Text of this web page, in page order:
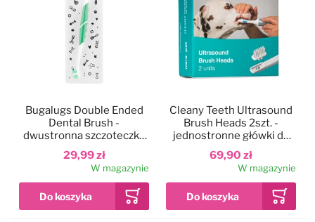
29,99 zł
Bugalugs Double Ended
Dental Brush -
dwustronna szczoteczka
do zębów psa i kota
W magazynie
69,90 zł
Cleany Teeth Ultrasound
Brush Heads 2szt. -
jednostronne główki do
szczoteczki
ultradźwiękowej
W magazynie